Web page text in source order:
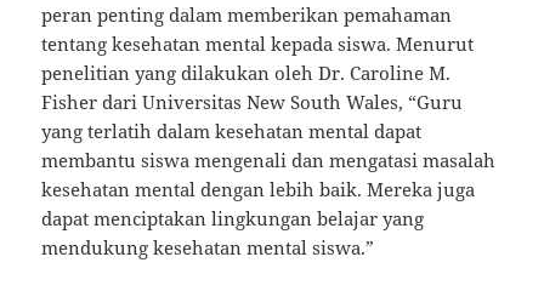
peran penting dalam memberikan pemahaman
tentang kesehatan mental kepada siswa. Menurut
penelitian yang dilakukan oleh Dr. Caroline M.
Fisher dari Universitas New South Wales, “Guru
yang terlatih dalam kesehatan mental dapat
membantu siswa mengenali dan mengatasi masalah
kesehatan mental dengan lebih baik. Mereka juga
dapat menciptakan lingkungan belajar yang
mendukung kesehatan mental siswa.”